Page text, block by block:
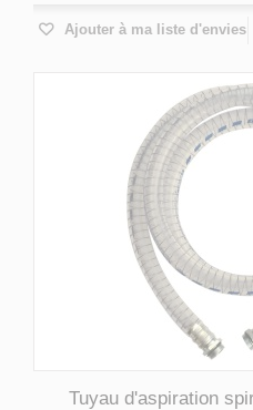
Ajouter à ma liste d'envies
Tuyau d'aspiration